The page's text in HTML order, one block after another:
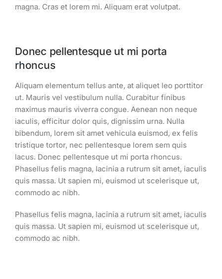
magna. Cras et lorem mi. Aliquam erat volutpat.
Donec pellentesque ut mi porta
rhoncus
Aliquam elementum tellus ante, at aliquet leo porttitor
ut. Mauris vel vestibulum nulla. Curabitur finibus
maximus mauris viverra congue. Aenean non neque
iaculis, efficitur dolor quis, dignissim urna. Nulla
bibendum, lorem sit amet vehicula euismod, ex felis
tristique tortor, nec pellentesque lorem sem quis
lacus. Donec pellentesque ut mi porta rhoncus.
Phasellus felis magna, lacinia a rutrum sit amet, iaculis
quis massa. Ut sapien mi, euismod ut scelerisque ut,
commodo ac nibh.
Phasellus felis magna, lacinia a rutrum sit amet, iaculis
quis massa. Ut sapien mi, euismod ut scelerisque ut,
commodo ac nibh.